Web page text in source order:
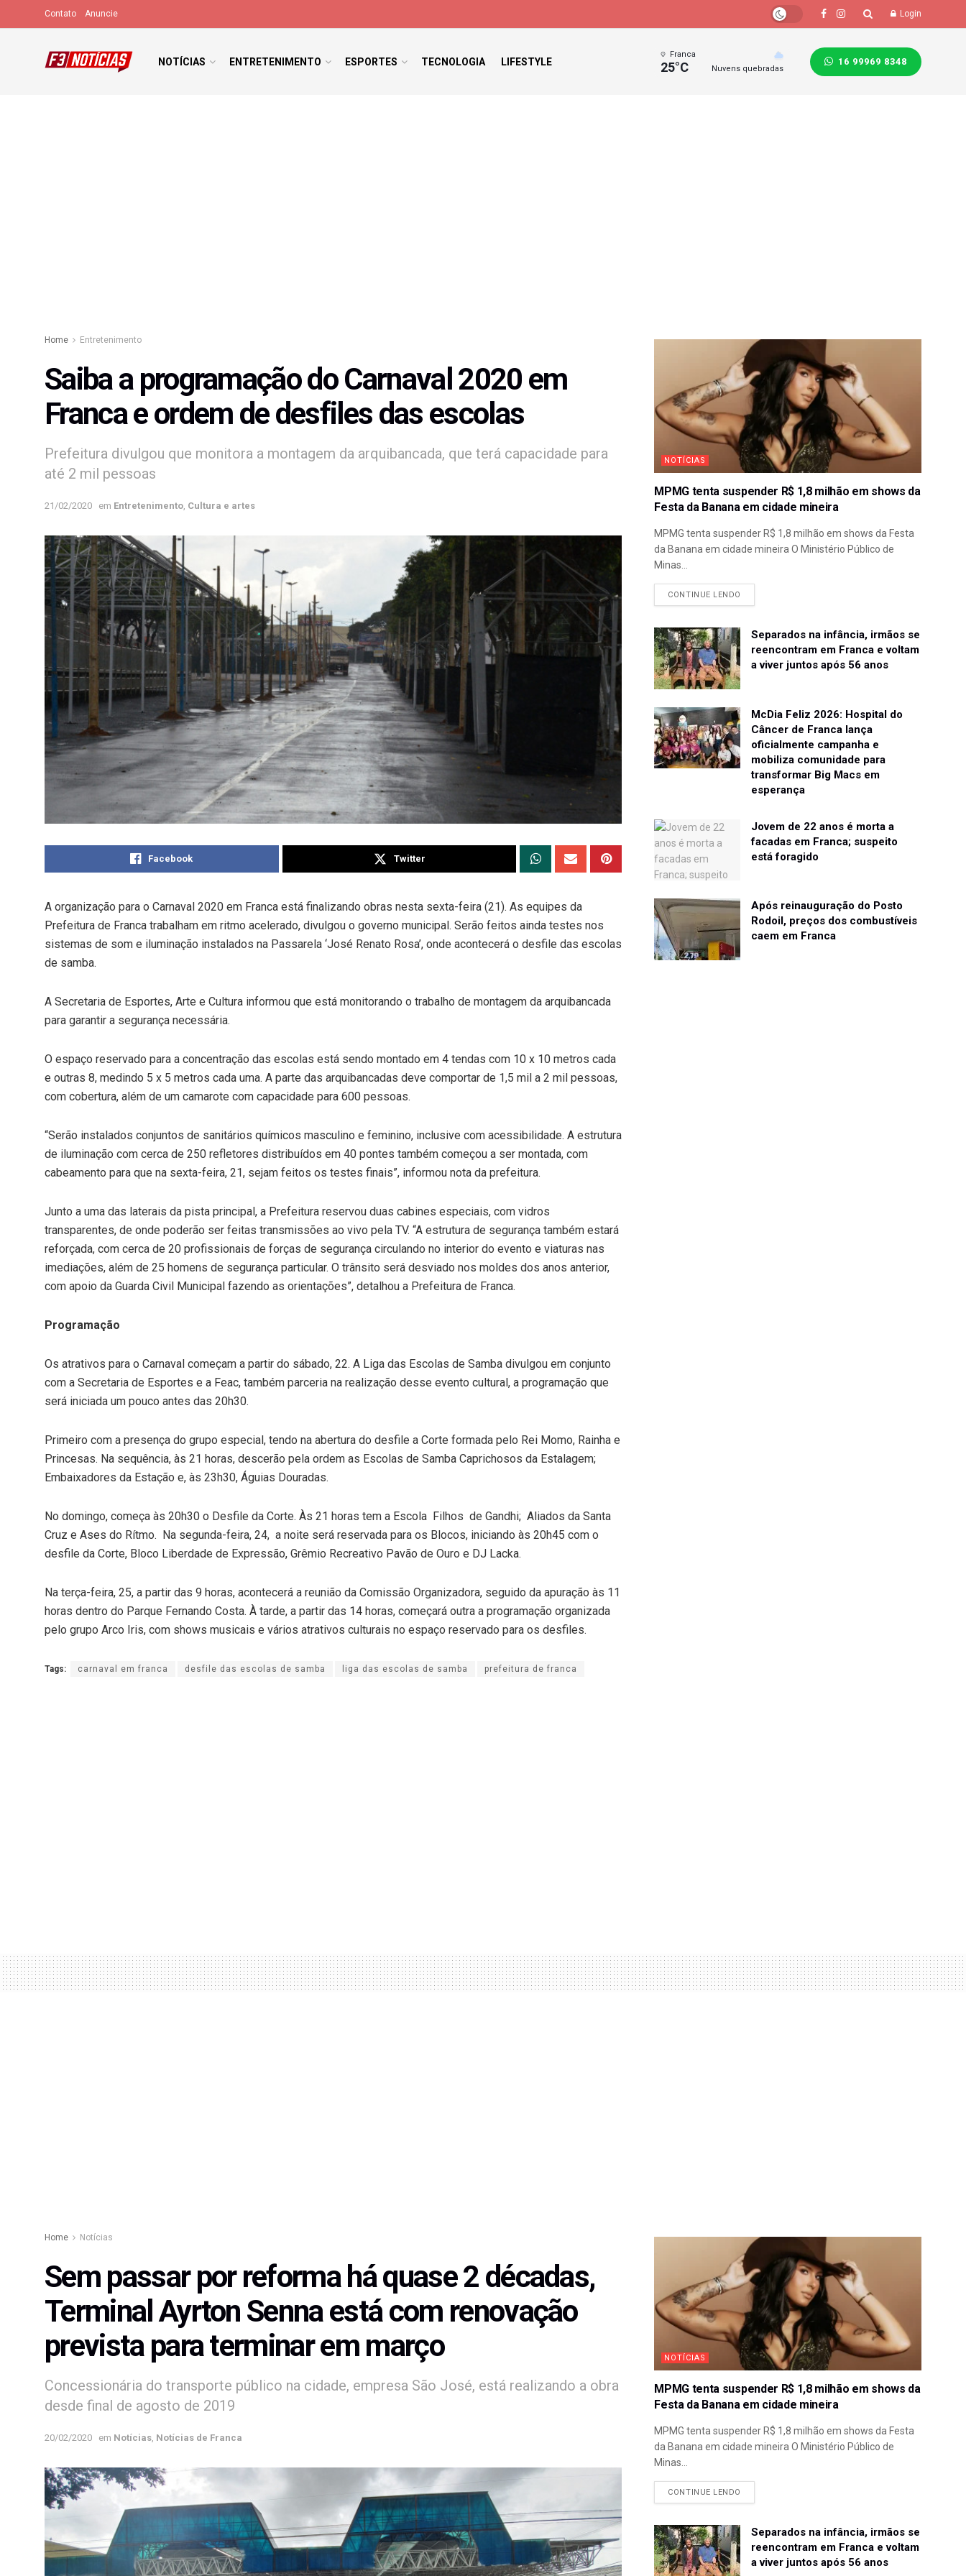
Contato Anuncie Login
NOTÍCIAS ENTRETENIMENTO ESPORTES TECNOLOGIA LIFESTYLE
Franca
25°C Nuvens quebradas
16 99969 8348
Home Entretenimento
Saiba a programação do Carnaval 2020 em
Franca e ordem de desfiles das escolas
Prefeitura divulgou que monitora a montagem da arquibancada, que terá capacidade para
até 2 mil pessoas
21/02/2020 em Entretenimento Cultura e artes
Facebook Twitter
A organização para o Carnaval 2020 em Franca está finalizando obras nesta sexta-feira (21). As equipes da
Prefeitura de Franca trabalham em ritmo acelerado, divulgou o governo municipal. Serão feitos ainda testes nos
sistemas de som e iluminação instalados na Passarela ‘José Renato Rosa’, onde acontecerá o desfile das escolas
de samba.
A Secretaria de Esportes, Arte e Cultura informou que está monitorando o trabalho de montagem da arquibancada
para garantir a segurança necessária.
O espaço reservado para a concentração das escolas está sendo montado em 4 tendas com 10 x 10 metros cada
e outras 8, medindo 5 x 5 metros cada uma. A parte das arquibancadas deve comportar de 1,5 mil a 2 mil pessoas,
com cobertura, além de um camarote com capacidade para 600 pessoas.
“Serão instalados conjuntos de sanitários químicos masculino e feminino, inclusive com acessibilidade. A estrutura
de iluminação com cerca de 250 refletores distribuídos em 40 pontes também começou a ser montada, com
cabeamento para que na sexta-feira, 21, sejam feitos os testes finais”, informou nota da prefeitura.
Junto a uma das laterais da pista principal, a Prefeitura reservou duas cabines especiais, com vidros
transparentes, de onde poderão ser feitas transmissões ao vivo pela TV. “A estrutura de segurança também estará
reforçada, com cerca de 20 profissionais de forças de segurança circulando no interior do evento e viaturas nas
imediações, além de 25 homens de segurança particular. O trânsito será desviado nos moldes dos anos anterior,
com apoio da Guarda Civil Municipal fazendo as orientações”, detalhou a Prefeitura de Franca.
Programação
Os atrativos para o Carnaval começam a partir do sábado, 22. A Liga das Escolas de Samba divulgou em conjunto
com a Secretaria de Esportes e a Feac, também parceria na realização desse evento cultural, a programação que
será iniciada um pouco antes das 20h30.
Primeiro com a presença do grupo especial, tendo na abertura do desfile a Corte formada pelo Rei Momo, Rainha e
Princesas. Na sequência, às 21 horas, descerão pela ordem as Escolas de Samba Caprichosos da Estalagem;
Embaixadores da Estação e, às 23h30, Águias Douradas.
No domingo, começa às 20h30 o Desfile da Corte. Às 21 horas tem a Escola Filhos de Gandhi; Aliados da Santa
Cruz e Ases do Rítmo. Na segunda-feira, 24, a noite será reservada para os Blocos, iniciando às 20h45 com o
desfile da Corte, Bloco Liberdade de Expressão, Grêmio Recreativo Pavão de Ouro e DJ Lacka.
Na terça-feira, 25, a partir das 9 horas, acontecerá a reunião da Comissão Organizadora, seguido da apuração às 11
horas dentro do Parque Fernando Costa. À tarde, a partir das 14 horas, começará outra a programação organizada
pelo grupo Arco Iris, com shows musicais e vários atrativos culturais no espaço reservado para os desfiles.
Tags: carnaval em franca desfile das escolas de samba liga das escolas de samba prefeitura de franca
NOTÍCIAS
MPMG tenta suspender R$ 1,8 milhão em shows da
Festa da Banana em cidade mineira
MPMG tenta suspender R$ 1,8 milhão em shows da Festa
da Banana em cidade mineira O Ministério Público de
Minas...
CONTINUE LENDO
Separados na infância, irmãos se
reencontram em Franca e voltam
a viver juntos após 56 anos
McDia Feliz 2026: Hospital do
Câncer de Franca lança
oficialmente campanha e
mobiliza comunidade para
transformar Big Macs em
esperança
Jovem de 22 anos é morta a
facadas em Franca; suspeito
está foragido
Após reinauguração do Posto
Rodoil, preços dos combustíveis
caem em Franca
Home Notícias
Sem passar por reforma há quase 2 décadas,
Terminal Ayrton Senna está com renovação
prevista para terminar em março
Concessionária do transporte público na cidade, empresa São José, está realizando a obra
desde final de agosto de 2019
20/02/2020 em Notícias, Notícias de Franca
NOTÍCIAS
MPMG tenta suspender R$ 1,8 milhão em shows da
Festa da Banana em cidade mineira
MPMG tenta suspender R$ 1,8 milhão em shows da Festa
da Banana em cidade mineira O Ministério Público de
Minas...
CONTINUE LENDO
Separados na infância, irmãos se
reencontram em Franca e voltam
a viver juntos após 56 anos